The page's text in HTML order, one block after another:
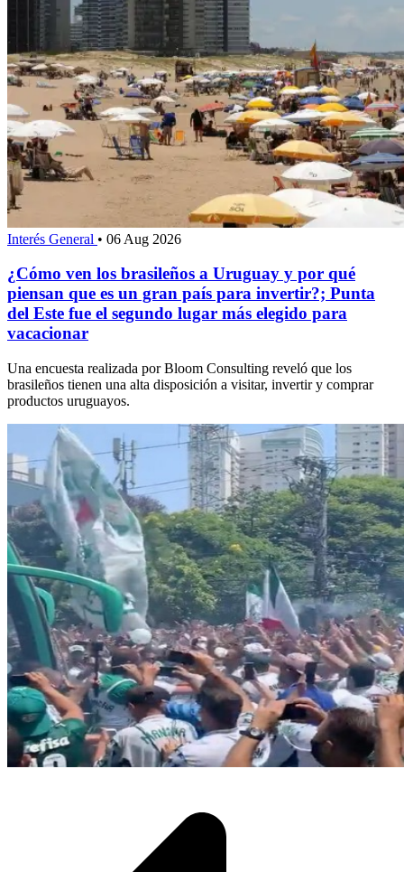
Interés General • 06 Aug 2026
¿Cómo ven los brasileños a Uruguay y por qué
piensan que es un gran país para invertir?; Punta
del Este fue el segundo lugar más elegido para
vacacionar
Una encuesta realizada por Bloom Consulting reveló que los
brasileños tienen una alta disposición a visitar, invertir y comprar
productos uruguayos.